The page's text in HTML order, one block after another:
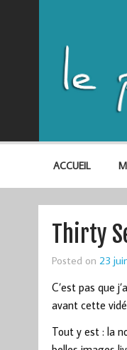
ACCUEIL
Thirty
Posted on 23
C’est pas que
avant cette
Tout y est : la